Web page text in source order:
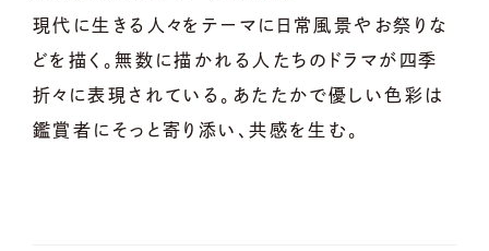
現代に生きる人々をテーマに日常風景やお祭りな
どを描く。無数に描かれる人たちのドラマが四季
折々に表現されている。あたたかで優しい色彩は
鑑賞者にそっと寄り添い、共感を生む。